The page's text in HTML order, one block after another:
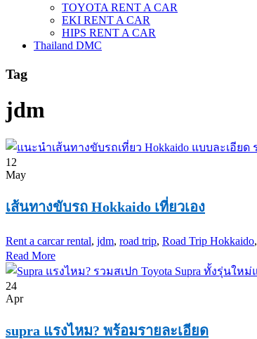
TOYOTA RENT A CAR
EKI RENT A CAR
HIPS RENT A CAR
Thailand DMC
Tag
jdm
12
May
เส้นทางขับรถ Hokkaido เที่ยวเอง
Rent a carcar rental, jdm, road trip, Road Trip Hokkaido,
Read More
24
Apr
supra แรงไหม? พร้อมรายละเอียด